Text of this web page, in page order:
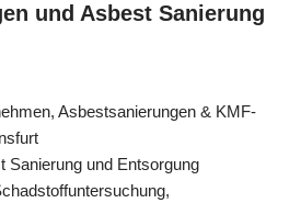
und Asbest Sanierung
Asbestsanierungen & KMF-
Sanierung und Entsorgung